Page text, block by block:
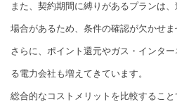
また、契約期間に縛りがあるプランは
場合があるため、条件の確認が欠かせま
さらに、ポイント還元やガス・インタ
る電力会社も増えてきています。
総合的なコストメリットを比較するこ